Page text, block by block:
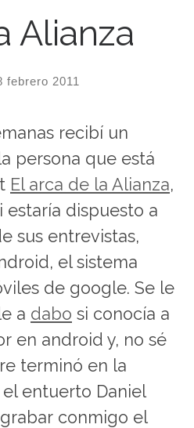
Alianza
febrero 2011
recibí un
persona que está
El arca de la Alianza,
dispuesto a
sus entrevistas,
el sistema
de google. Se le
a dabo si conocía a
en android y, no sé
terminó en la
entuerto Daniel
conmigo el